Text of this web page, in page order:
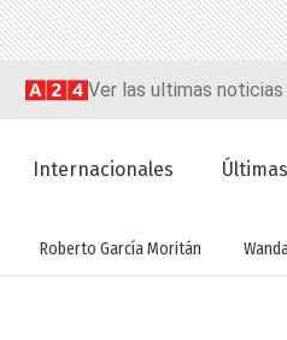
Ver las ultimas noticias
Internacionales
Roberto García Moritán